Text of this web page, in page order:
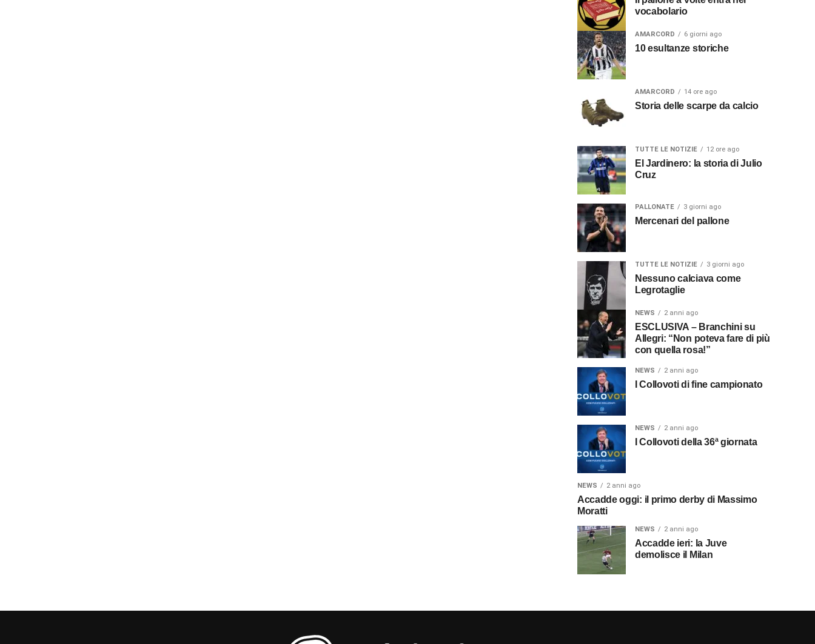
vocabolario
AMARCORD 6 giorni ago
10 esultanze storiche
AMARCORD 14 ore ago
Storia delle scarpe da calcio
TUTTE LE NOTIZIE 12 ore ago
El Jardinero: la storia di Julio
Cruz
PALLONATE 3 giorni ago
Mercenari del pallone
TUTTE LE NOTIZIE 3 giorni ago
Nessuno calciava come
Legrotaglie
NEWS 2 anni ago
ESCLUSIVA – Branchini su
Allegri: “Non poteva fare di più
con quella rosa!”
NEWS 2 anni ago
I Collovoti di fine campionato
NEWS 2 anni ago
I Collovoti della 36ª giornata
NEWS 2 anni ago
Accadde oggi: il primo derby di Massimo
Moratti
NEWS 2 anni ago
Accadde ieri: la Juve
demolisce il Milan